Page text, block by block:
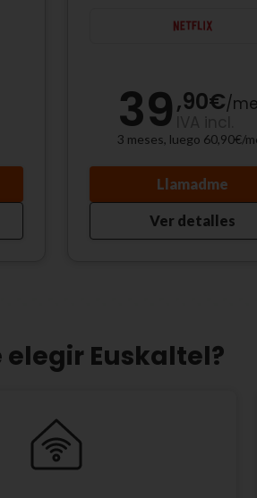
39,90€/
3 meses, luego 60,90€/
Llamadme
Ver detalles
elegir Euskaltel?